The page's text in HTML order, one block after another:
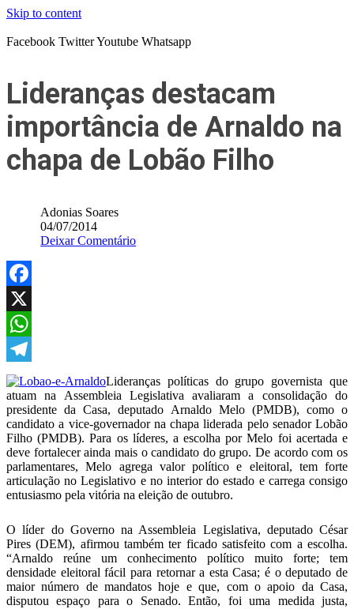
Skip to content
Facebook TwitterYoutube Whatsapp
Lideranças destacam
importância de Arnaldo na
chapa de Lobão Filho
Adonias Soares
04/07/2014
Deixar Comentário
Facebook
X
WhatsApp
Telegram
Lideranças políticas do grupo governista que
atuam na Assembleia Legislativa avaliaram a consolidação do
presidente da Casa, deputado Arnaldo Melo (PMDB), como o
candidato a vice-governador na chapa liderada pelo senador Lobão
Filho (PMDB). Para os líderes, a escolha por Melo foi acertada e
deve fortalecer ainda mais o candidato do grupo. De acordo com os
parlamentares, Melo agrega valor político e eleitoral, tem forte
articulação no Legislativo e no interior do estado e carrega consigo
entusiasmo pela vitória na eleição de outubro.
O líder do Governo na Assembleia Legislativa, deputado César
Pires (DEM), afirmou também ter ficado satisfeito com a escolha.
“Arnaldo reúne um conhecimento político muito forte; tem
densidade eleitoral fácil para retornar a esta Casa; é o deputado de
maior número de mandatos hoje e que, com o apoio da Casa,
disputou espaço para o Senado. Então, foi uma medida justa,